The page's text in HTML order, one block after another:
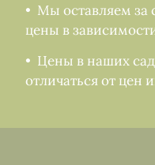
• Мы оставляем за
цены в
• Цены в наших
отличаться от цен